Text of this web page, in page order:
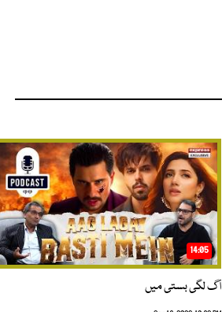
14:05
آگ لگی بستی میں